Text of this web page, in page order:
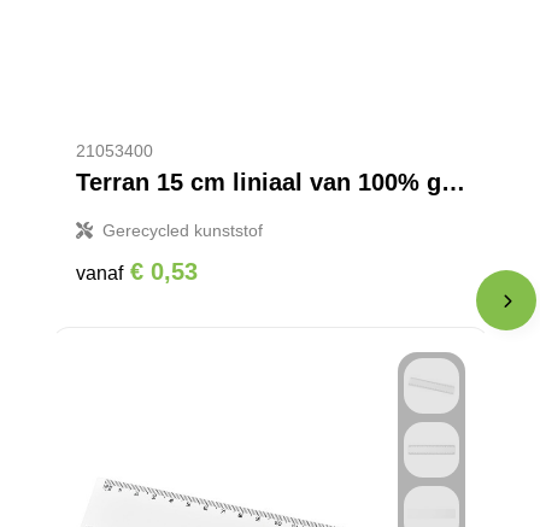
21053400
Terran 15 cm liniaal van 100% gerecycled kunststof
Gerecycled kunststof
vanaf € 0,53